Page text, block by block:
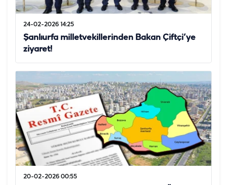
24-02-2026 14:25
Şanlıurfa milletvekillerinden Bakan Çiftçi’ye
ziyaret!
20-02-2026 00:55